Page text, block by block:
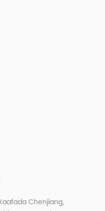
Chenjiang,